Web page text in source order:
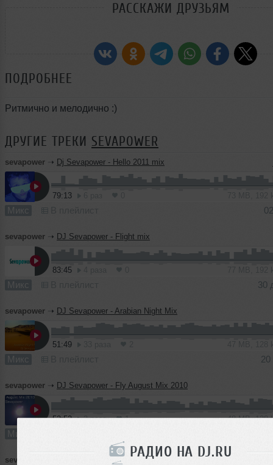
РАДИО НА DJ.RU
РАССКАЖИ ДРУЗЬЯМ
ПОДРОБНЕЕ
Ритмично и мелодично :)
ДРУГИЕ ТРЕКИ SEVAPOWER
sevapower ➝ Dj Sevapower - Hello 2011 mix
79:13
Микс
sevapower ➝ DJ Sevapower - Flight mix
83:45
Микс 30
sevapower ➝ DJ Sevapower - Arabian Night Mix
51:49
Микс 20
sevapower ➝ DJ Sevapower - Fly August Mix 2010
52:52 3 раза 1 48 MB, 128
Микс
sevapower Stromae - Te quiero (DJ Sevapower rmx)